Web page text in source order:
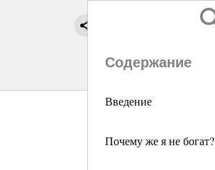
Содержание
Введение
Почему же я не богат?